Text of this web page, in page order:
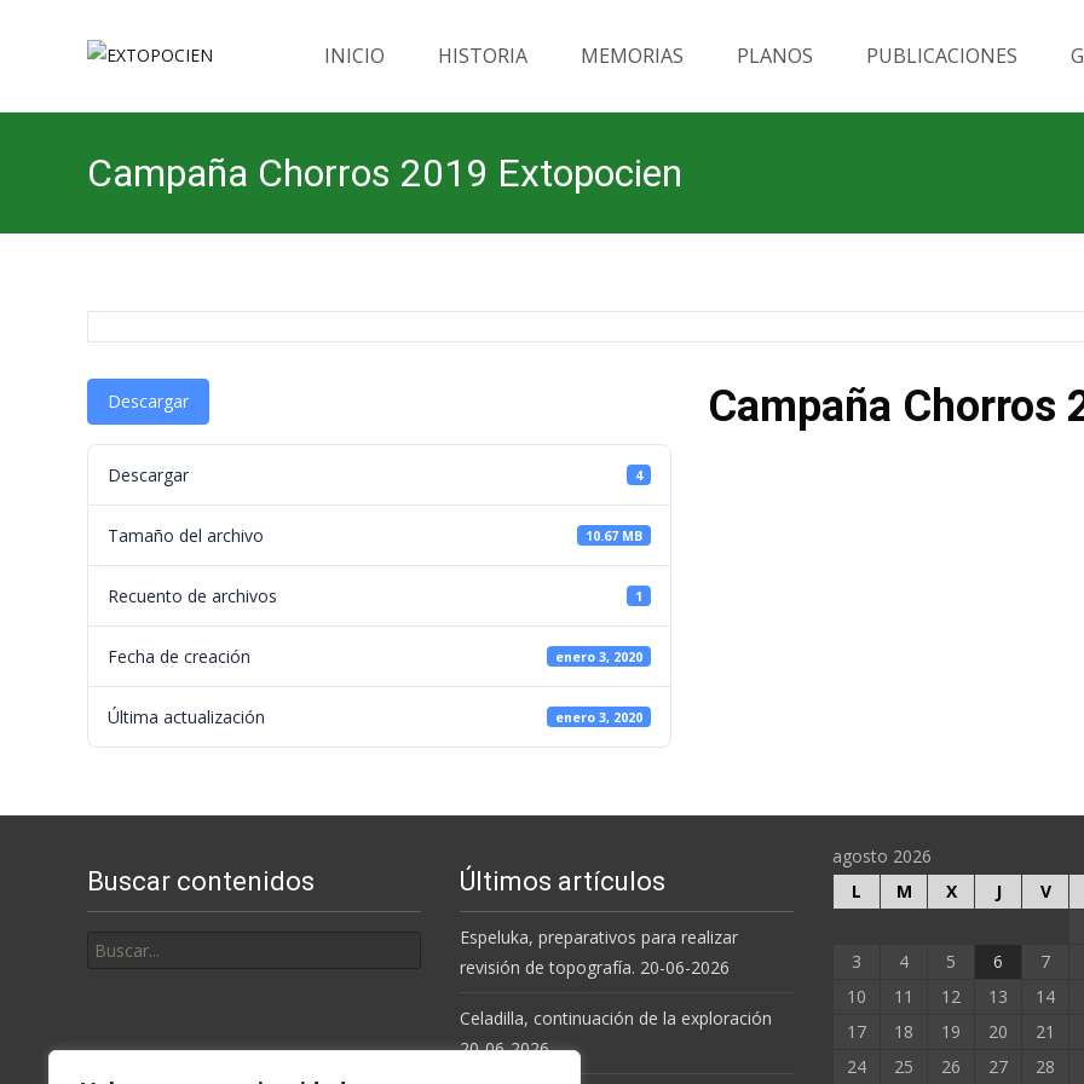
INICIO HISTORIA MEMORIAS PLANOS PUBLICACIONES
Campaña Chorros 2019 Extopocien
Descargar
Descargar 4
Tamaño del archivo 10.67 MB
Recuento de archivos 1
Fecha de creación enero 3, 2020
Última actualización enero 3, 2020
Campaña Chorros
Buscar contenidos
por:
Últimos artículos
Espeluka, preparativos para realizar
revisión de topografía. 20-06-2026
Celadilla, continuación de la exploración
20-06-2026.
agosto 2026
L
M X J V
3
4 5 6 7
10
11 12 13 14
17
18 19 20 21
24
25 26 27 28